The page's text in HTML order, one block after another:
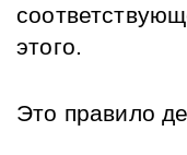
этого.
Это правило